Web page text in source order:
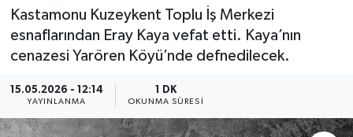
Kastamonu Kuzeykent Toplu İş Merkezi
esnaflarından Eray Kaya vefat etti. Kaya’nın
cenazesi Yarören Köyü’nde defnedilecek.
15.05.2026 - 12:14
YAYINLANMA
1 DK
OKUNMA SÜRESI
Bozkurt Haberleri